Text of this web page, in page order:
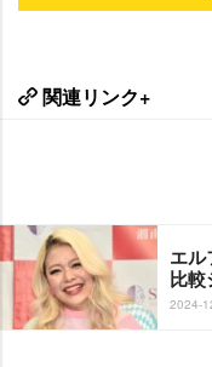
関連リンク+
エル
比
2024-